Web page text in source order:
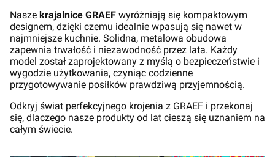
Nasze krajalnice GRAEF wyróżniają się kompaktowym
designem, dzięki czemu idealnie wpasują się nawet w
najmniejsze kuchnie. Solidna, metalowa obudowa
zapewnia trwałość i niezawodność przez lata. Każdy
model został zaprojektowany z myślą o bezpieczeństwie i
wygodzie użytkowania, czyniąc codzienne
przygotowywanie posiłków prawdziwą przyjemnością.
Odkryj świat perfekcyjnego krojenia z GRAEF i przekonaj
się, dlaczego nasze produkty od lat cieszą się uznaniem na
całym świecie.